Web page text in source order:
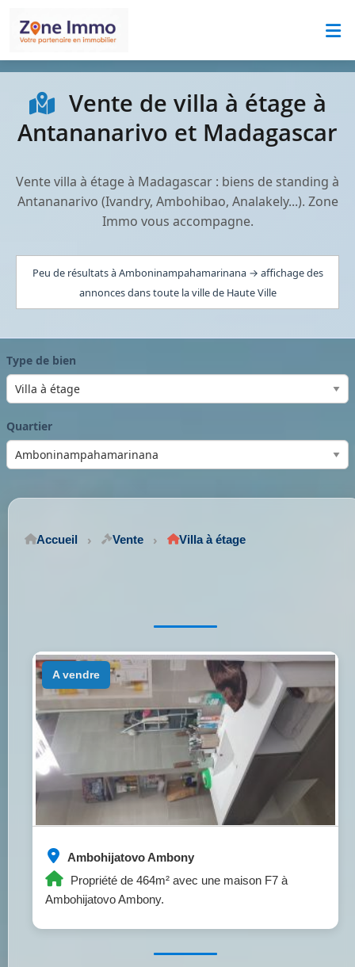
Vente de villa à étage à
Antananarivo et Madagascar
Vente villa à étage à Madagascar : biens de standing à
Antananarivo (Ivandry, Ambohibao, Analakely...). Zone
Immo vous accompagne.
Peu de résultats à Amboninampahamarinana → affichage des
annonces dans toute la ville de Haute Ville
Type de bien
Quartier
Accueil Vente Villa à étage
Ambohijatovo Ambony
Propriété de 464m² avec une maison F7 à
Ambohijatovo Ambony.
a vendre